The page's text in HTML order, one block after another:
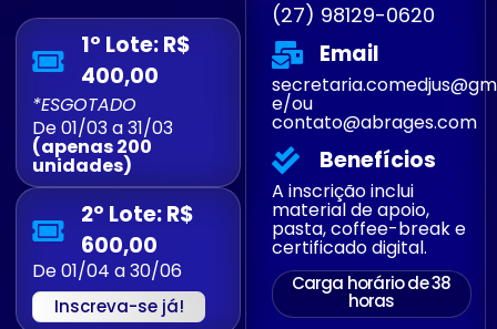
1º Lote: R$
400,00
*ESGOTADO
De 01/03 a 31/03
(apenas 200
unidades)
2º Lote: R$
600,00
De 01/04 a 30/06
Inscreva-se já!
(27) 98129-0620
Email
e/ou
contato@abrages.com
Benefícios
A inscrição inclui
material de apoio,
pasta, coffee-break e
certificado digital.
Carga horário de 38
horas